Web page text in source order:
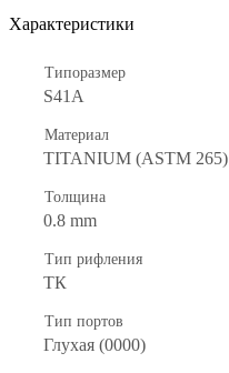
Характеристики
Типоразмер
S41A
Материал
TITANIUM (ASTM 265)
Толщина
0.8 mm
Тип рифления
ТК
Тип портов
Глухая (0000)